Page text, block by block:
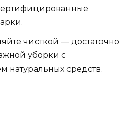
чисткой — достаточно
уборки с
натуральных средств.